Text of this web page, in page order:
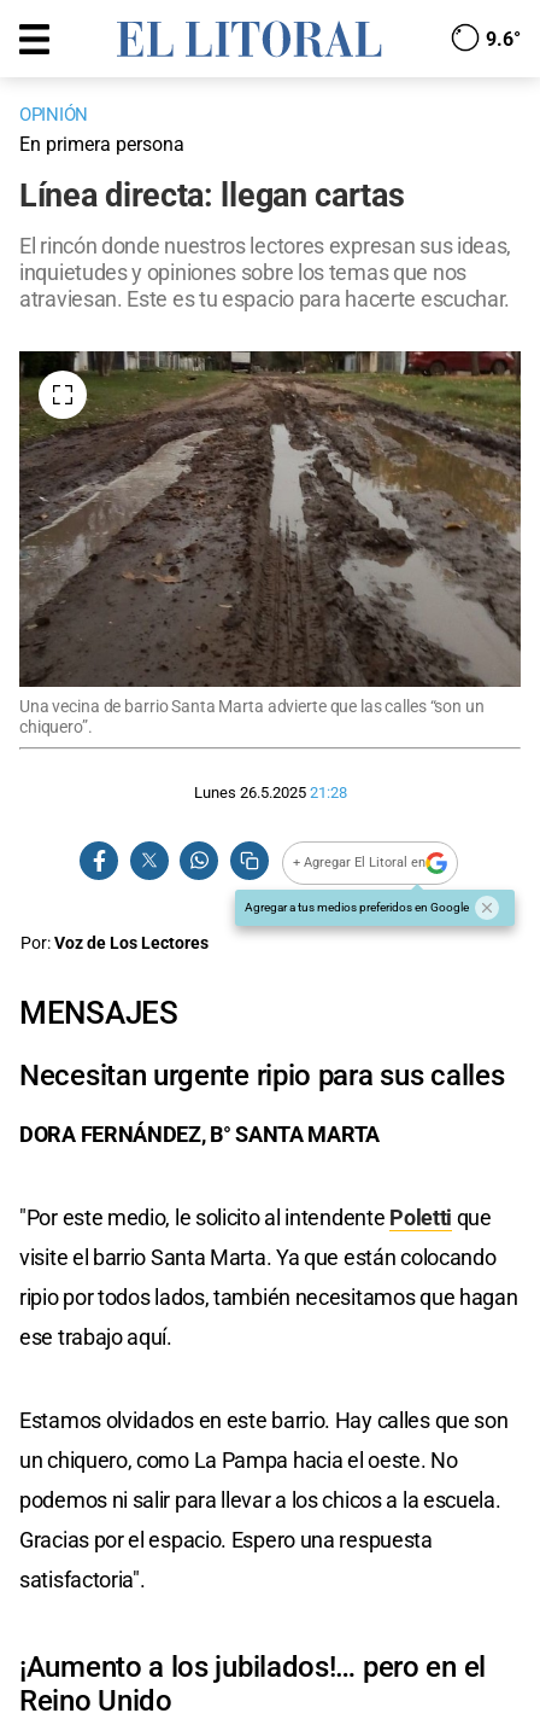
9.6°
OPINIÓN
En primera persona
Línea directa: llegan cartas
El rincón donde nuestros lectores expresan sus ideas,
inquietudes y opiniones sobre los temas que nos
atraviesan. Este es tu espacio para hacerte escuchar.
Una vecina de barrio Santa Marta advierte que las calles “son un
chiquero”.
Lunes 26.5.2025 21:28
+ Agregar El Litoral en
Agregar a tus medios preferidos en Google
Por:Voz de Los Lectores
MENSAJES
Necesitan urgente ripio para sus calles
DORA FERNÁNDEZ, B° SANTA MARTA
"Por este medio, le solicito al intendente Poletti que
visite el barrio Santa Marta. Ya que están colocando
ripio por todos lados, también necesitamos que hagan
ese trabajo aquí.
Estamos olvidados en este barrio. Hay calles que son
un chiquero, como La Pampa hacia el oeste. No
podemos ni salir para llevar a los chicos a la escuela.
Gracias por el espacio. Espero una respuesta
satisfactoria".
¡Aumento a los jubilados!… pero en el
Reino Unido